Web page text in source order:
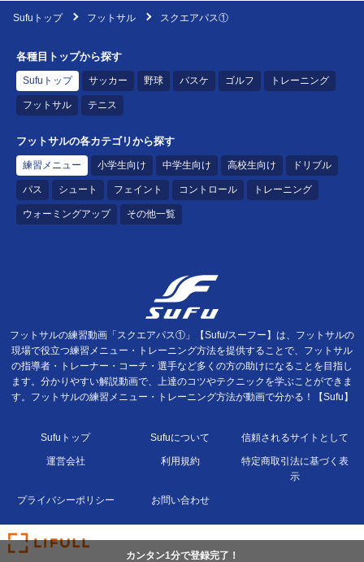
Sufuトップ フットサル スクエアパス①
各種目トップから探す
Sufuトップ サッカー 野球 バスケ ゴルフ トレーニング
フットサル テニス
フットサルの各カテゴリから探す
練習メニュー 小学生向け 中学生向け 高校生向け ドリブル
パス シュート フェイント コントロール トレーニング
ウォーミングアップ その他一覧
カンタン1分で登録完了！
フットサルの練習動画「スクエアパス①」【Sufu/スーフー】は、フットサルの
現場で役立つ練習メニュー・トレーニング方法を提供することで、フットサル
の指導者・トレーナー・コーチ・選手など多くの方の助けになることを目指し
ます。分かりやすい解説動画で、上達のコツやテクニックを学ぶことができま
す。フットサルの練習メニュー・トレーニング方法が動画で分かる！【Sufu】
Sufuトップ Sufuについて 信頼されるサイトとして
運営会社 利用規約
特定商取引法に基づく表
示
プライバシーポリシー お問い合わせ